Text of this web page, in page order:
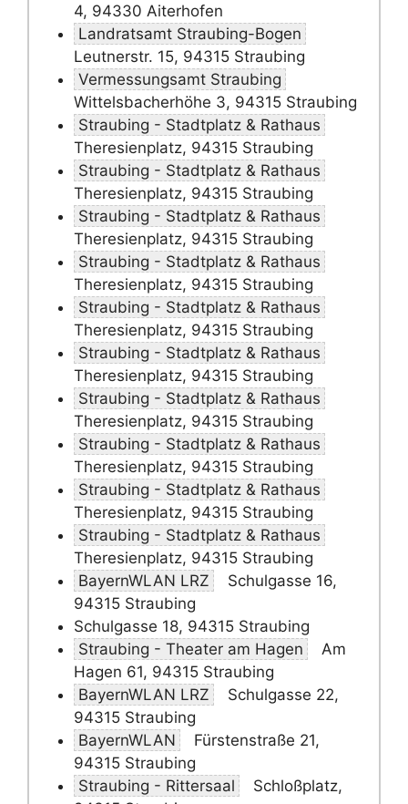
4, 94330 Aiterhofen
Landratsamt Straubing-Bogen
Leutnerstr. 15, 94315 Straubing
Vermessungsamt Straubing
Wittelsbacherhöhe 3, 94315 Straubing
Straubing - Stadtplatz & Rathaus
Theresienplatz, 94315 Straubing
Straubing - Stadtplatz & Rathaus
Theresienplatz, 94315 Straubing
Straubing - Stadtplatz & Rathaus
Theresienplatz, 94315 Straubing
Straubing - Stadtplatz & Rathaus
Theresienplatz, 94315 Straubing
Straubing - Stadtplatz & Rathaus
Theresienplatz, 94315 Straubing
Straubing - Stadtplatz & Rathaus
Theresienplatz, 94315 Straubing
Straubing - Stadtplatz & Rathaus
Theresienplatz, 94315 Straubing
Straubing - Stadtplatz & Rathaus
Theresienplatz, 94315 Straubing
Straubing - Stadtplatz & Rathaus
Theresienplatz, 94315 Straubing
Straubing - Stadtplatz & Rathaus
Theresienplatz, 94315 Straubing
BayernWLAN LRZ
Schulgasse 16,
94315 Straubing
Schulgasse 18, 94315 Straubing
Straubing - Theater am Hagen
Am
Hagen 61, 94315 Straubing
BayernWLAN LRZ
Schulgasse 22,
94315 Straubing
BayernWLAN
Fürstenstraße 21,
94315 Straubing
Straubing - Rittersaal
Schloßplatz,